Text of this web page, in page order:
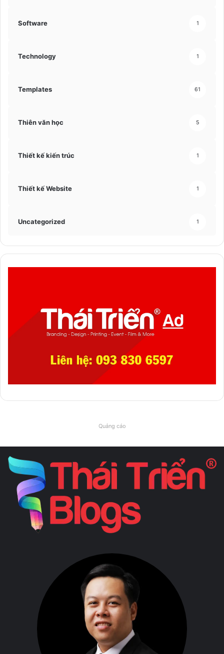
Software 1
Technology 1
Templates 61
Thiên văn học 5
Thiết kế kiến trúc 1
Thiết kế Website 1
Uncategorized 1
Quảng cáo